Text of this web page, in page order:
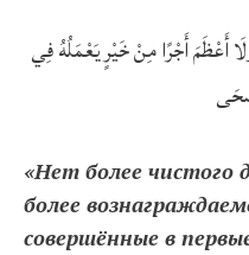
أَعْظَمَ أَجْرًا مِنْ خَيْرٍ يَعْمَلُهُ فِي
«Нет более чистого
более
совершённые в